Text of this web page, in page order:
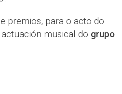
premios, para o acto do
musical do grupo